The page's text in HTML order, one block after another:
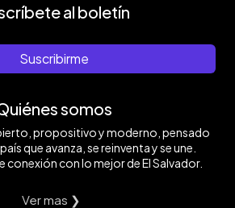
al boletín
Suscribirme
somos
propositivo y moderno, pensado
que avanza, se reinventa y se une.
conexión con lo mejor de El Salvador.
Ver mas ❯